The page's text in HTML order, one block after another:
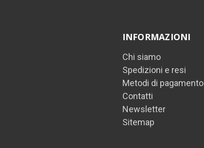
INFORMAZIONI
Chi siamo
Spedizioni e resi
Metodi di pagamento
Contatti
Newsletter
Sitemap